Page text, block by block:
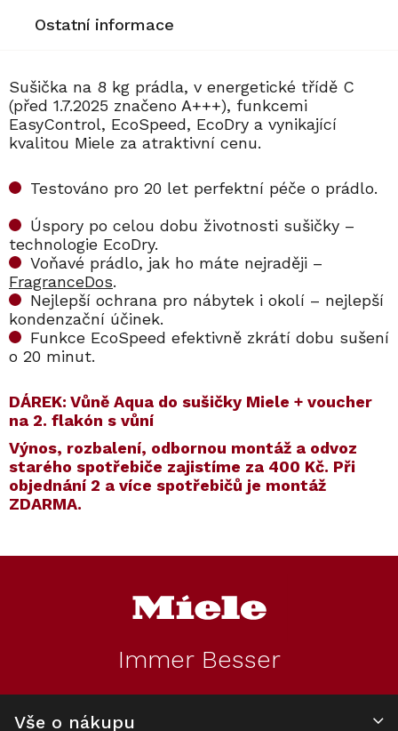
Ostatní informace
Sušička na 8 kg prádla, v energetické třídě C
(před 1.7.2025 značeno A+++), funkcemi
EasyControl, EcoSpeed, EcoDry a vynikající
kvalitou Miele za atraktivní cenu.
Testováno pro 20 let perfektní péče o prádlo.
Úspory po celou dobu životnosti sušičky –
technologie EcoDry.
Voňavé prádlo, jak ho máte nejraději –
FragranceDos.
Nejlepší ochrana pro nábytek i okolí – nejlepší
kondenzační účinek.
Funkce EcoSpeed efektivně zkrátí dobu sušení
o 20 minut.
DÁREK: Vůně Aqua do sušičky Miele + voucher
na 2. flakón s vůní
Výnos, rozbalení, odbornou montáž a odvoz
starého spotřebiče zajistíme za 400 Kč. Při
objednání 2 a více spotřebičů je montáž
ZDARMA.
Sušička MIELE
TWC 364 WP
Sušička MIELE
TWC 660 WP 125
Vůně do sušičky
MIELE AQUA 12,5
ml
Filtr do sušiček
Miele BG logo
Immer Besser
Vše o nákupu